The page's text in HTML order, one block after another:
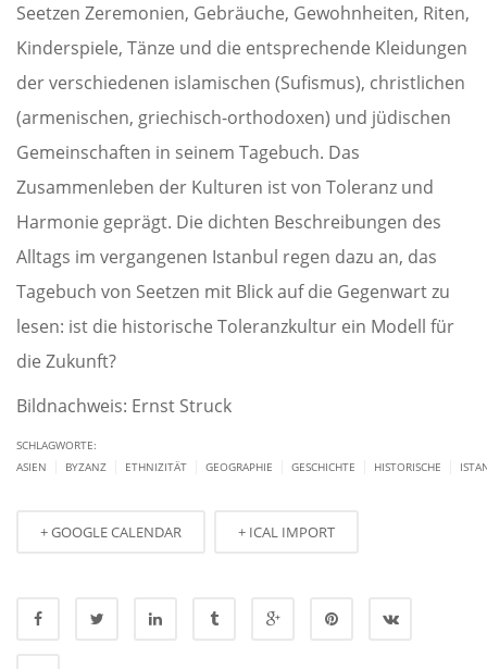
Seetzen Zeremonien, Gebräuche, Gewohnheiten, Riten,
Kinderspiele, Tänze und die entsprechende Kleidungen
der verschiedenen islamischen (Sufismus), christlichen
(armenischen, griechisch-orthodoxen) und jüdischen
Gemeinschaften in seinem Tagebuch. Das
Zusammenleben der Kulturen ist von Toleranz und
Harmonie geprägt. Die dichten Beschreibungen des
Alltags im vergangenen Istanbul regen dazu an, das
Tagebuch von Seetzen mit Blick auf die Gegenwart zu
lesen: ist die historische Toleranzkultur ein Modell für
die Zukunft?
Bildnachweis: Ernst Struck
SCHLAGWORTE:
ASIEN
BYZANZ ETHNIZITÄT GEOGRAPHIE GESCHICHTE HISTORISCHE
+ GOOGLE CALENDAR + ICAL IMPORT